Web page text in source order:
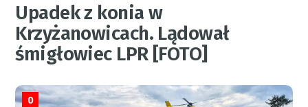
Upadek z konia w
Krzyżanowicach. Lądował
śmigłowiec LPR [FOTO]
0